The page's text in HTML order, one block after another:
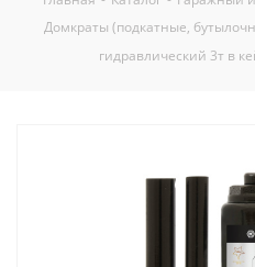
Домкраты (подкатные,
гидравлический 3т в